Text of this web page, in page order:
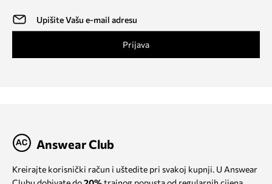
Prijava
Answear Club
Kreirajte korisnički račun i uštedite pri svakoj kupnji. U Answear